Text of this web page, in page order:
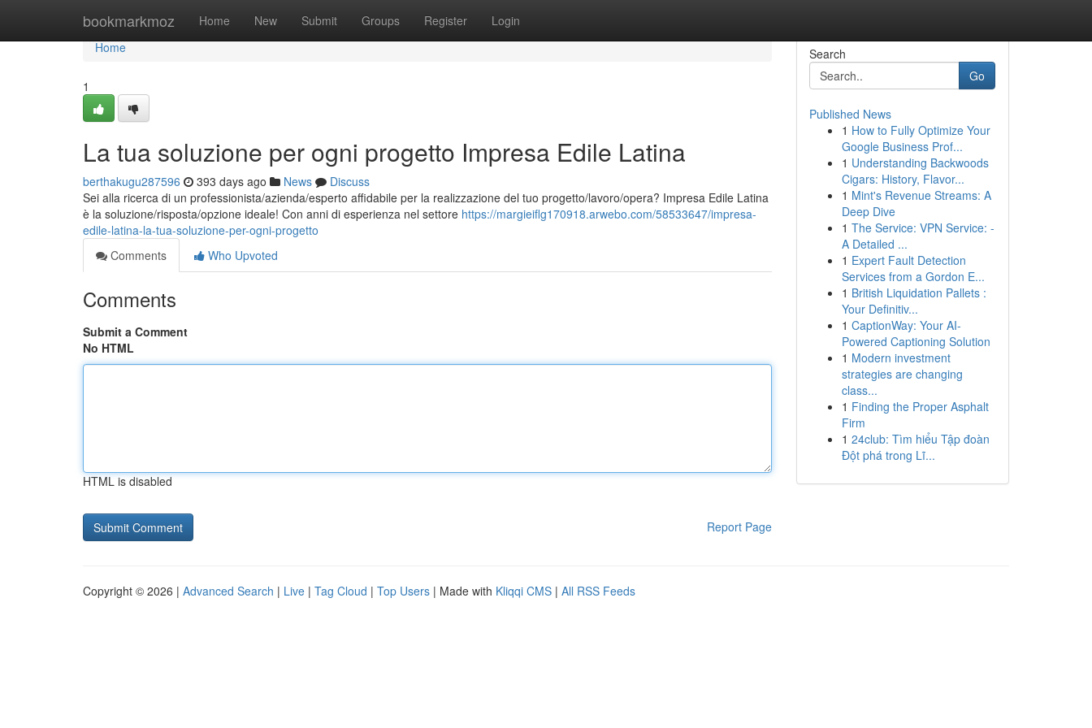
bookmarkmoz Home New Submit Groups Register Login
Home
Home
1
La tua soluzione per ogni progetto Impresa Edile Latina
berthakugu287596 393 days ago News
Discuss
Sei alla ricerca di un professionista/azienda/esperto affidabile per la realizzazione del tuo progetto/lavoro/opera? Impresa Edile Latina
è la soluzione/risposta/opzione ideale! Con anni di esperienza nel settore https://margieiflg170918.arwebo.com/58533647/impresa-
edile-latina-la-tua-soluzione-per-ogni-progetto
Comments
Who Upvoted
Comments
Submit a Comment
No HTML
HTML is disabled
Report Page
Search
Go
Published News
1 How to Fully Optimize Your
Google Business Prof...
1 Understanding Backwoods
Cigars: History, Flavor...
1 Mint's Revenue Streams: A
Deep Dive
1 The Service: VPN Service: -
A Detailed ...
1 Expert Fault Detection
Services from a Gordon E...
1 British Liquidation Pallets :
Your Definitiv...
1 CaptionWay: Your AI-
Powered Captioning Solution
1 Modern investment
strategies are changing
class...
1 Finding the Proper Asphalt
Firm
1 24club: Tìm hiểu Tập đoàn
Đột phá trong Lĩ...
Copyright © 2026 | Advanced Search | Live | Tag Cloud | Top Users | Made with Kliqqi CMS | All RSS Feeds